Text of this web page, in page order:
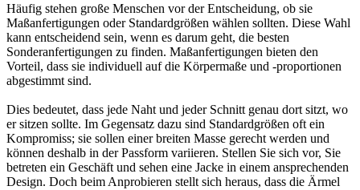
Häufig stehen große Menschen vor der Entscheidung, ob sie
Maßanfertigungen oder Standardgrößen wählen sollten. Diese Wahl
kann entscheidend sein, wenn es darum geht, die besten
Sonderanfertigungen zu finden. Maßanfertigungen bieten den
Vorteil, dass sie individuell auf die Körpermaße und -proportionen
abgestimmt sind.
Dies bedeutet, dass jede Naht und jeder Schnitt genau dort sitzt, wo
er sitzen sollte. Im Gegensatz dazu sind Standardgrößen oft ein
Kompromiss; sie sollen einer breiten Masse gerecht werden und
können deshalb in der Passform variieren. Stellen Sie sich vor, Sie
betreten ein Geschäft und sehen eine Jacke in einem ansprechenden
Design. Doch beim Anprobieren stellt sich heraus, dass die Ärmel